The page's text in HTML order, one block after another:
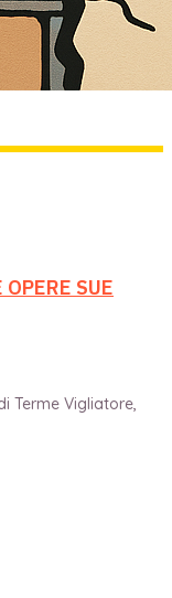
SUE
Terme Vigliatore,